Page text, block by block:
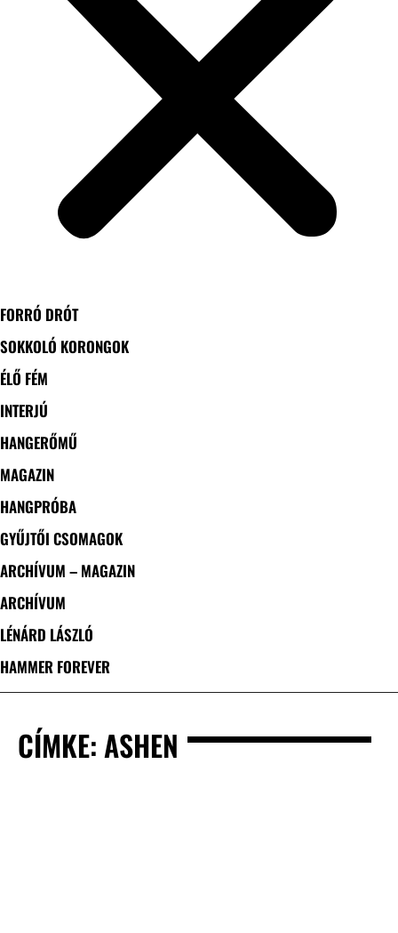
FORRÓ DRÓT
SOKKOLÓ KORONGOK
ÉLŐ FÉM
INTERJÚ
HANGERŐMŰ
MAGAZIN
HANGPRÓBA
GYŰJTŐI CSOMAGOK
ARCHÍVUM – MAGAZIN
ARCHÍVUM
LÉNÁRD LÁSZLÓ
HAMMER FOREVER
CÍMKE: ASHEN